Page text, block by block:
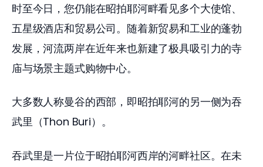
时至今日，您仍能在昭拍耶河畔看见多个大使馆、
五星级酒店和贸易公司。随着新贸易和工业的蓬勃
发展，河流两岸在近年来也新建了极具吸引力的寺
庙与场景主题式购物中心。
大多数人称曼谷的西部，即昭拍耶河的另一侧为吞
武里（Thon Buri）。
吞武里是一片位于昭拍耶河西岸的河畔社区。在未